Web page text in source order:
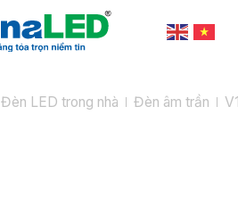
Đèn LED trong nhà Đèn âm trần